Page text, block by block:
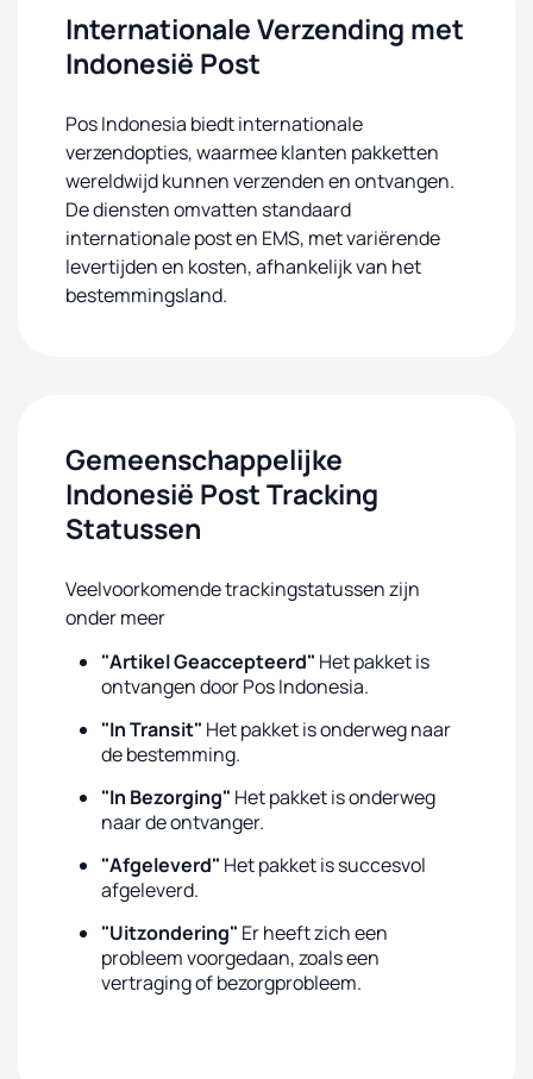
Internationale Verzending met
Indonesië Post
Pos Indonesia biedt internationale
verzendopties, waarmee klanten pakketten
wereldwijd kunnen verzenden en ontvangen.
De diensten omvatten standaard
internationale post en EMS, met variërende
levertijden en kosten, afhankelijk van het
bestemmingsland.
Gemeenschappelijke
Indonesië Post Tracking
Statussen
Veelvoorkomende trackingstatussen zijn
onder meer
"Artikel Geaccepteerd" Het pakket is
ontvangen door Pos Indonesia.
"In Transit" Het pakket is onderweg naar
de bestemming.
"In Bezorging" Het pakket is onderweg
naar de ontvanger.
"Afgeleverd" Het pakket is succesvol
afgeleverd.
"Uitzondering" Er heeft zich een
probleem voorgedaan, zoals een
vertraging of bezorgprobleem.